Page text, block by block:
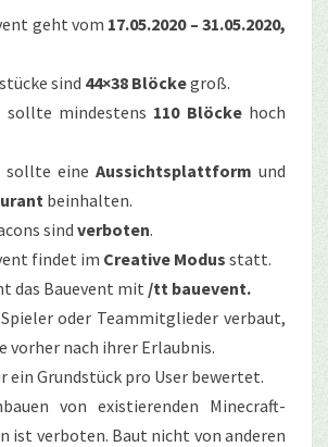
geht vom 17.05.2020 – 31.05.2020,
sind 44×38 Blöckegroß.
sollte mindestens 110 Blöckehoch
sollte eine Aussichtsplattform und
beinhalten.
sindverboten.
findet im Creative Modus statt.
das Bauevent mit /tt bauevent.
oder Teammitglieder verbaut,
vorher nach ihrer Erlaubnis.
ein Grundstück pro User bewertet.
von existierenden Minecraft-
ist verboten. Baut nicht von anderen